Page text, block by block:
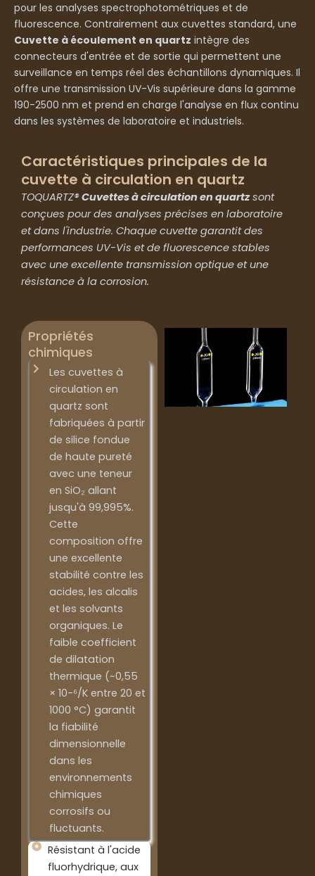
pour les analyses spectrophotométriques et de
fluorescence. Contrairement aux cuvettes standard, une
Cuvette à écoulement en quartz intègre des
connecteurs d'entrée et de sortie qui permettent une
surveillance en temps réel des échantillons dynamiques. Il
offre une transmission UV-Vis supérieure dans la gamme
190-2500 nm et prend en charge l'analyse en flux continu
dans les systèmes de laboratoire et industriels.
Caractéristiques principales de la
cuvette à circulation en quartz
TOQUARTZ®Cuvettes à circulation en quartzsont
conçues pour des analyses précises en laboratoire
et dans l'industrie. Chaque cuvette garantit des
performances UV-Vis et de fluorescence stables
avec une excellente transmission optique et une
résistance à la corrosion.
Propriétés
chimiques
Les cuvettes à
circulation en
quartz sont
fabriquées à partir
de silice fondue
de haute pureté
avec une teneur
en SiO₂ allant
jusqu'à 99,995%.
Cette
composition offre
une excellente
stabilité contre les
acides, les alcalis
et les solvants
organiques. Le
faible coefficient
de dilatation
thermique (~0,55
× 10-⁶/K entre 20 et
1000 °C) garantit
la fiabilité
dimensionnelle
dans les
environnements
chimiques
corrosifs ou
fluctuants.
Résistant à l'acide
fluorhydrique, aux